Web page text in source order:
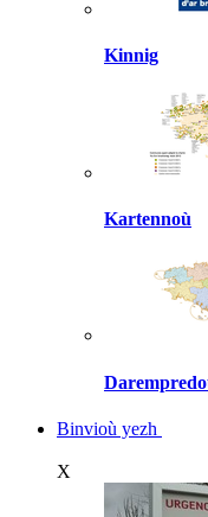
Kinnig
Kartennoù
Binvioù yezh
X